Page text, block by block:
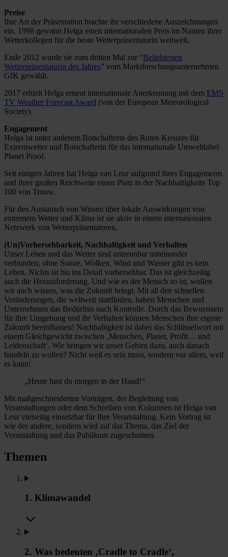
Preise
Ihre Art der Präsentation brachte ihr verschiedene Auszeichnungen
ein. 1998 gewann Helga einen internationalen Preis im Namen ihrer
Wetterkollegen für die beste Wetterpräsentatorin weltweit.
Ende 2012 wurde sie zum dritten Mal zur “Beliebtesten
Wetterpräsentatorin des Jahres” vom Marktforschungsunternehmen
GfK gewählt.
2017 erhielt Helga erneut internationale Anerkennung mit dem EMS
TV Weather Forecast Award (von der European Meteorological
Society).
Engagement
Helga ist unter anderem Botschafterin des Roten Kreuzes für
Extremwetter und Botschafterin für das internationale Umweltlabel
Planet Proof.
Seit einigen Jahren hat Helga van Leur aufgrund ihres Engagements
und ihrer großen Reichweite einen Platz in der Nachhaltigkeits Top
100 von Trouw.
Für den Austausch von Wissen über lokale Auswirkungen von
extremem Wetter und Klima ist sie aktiv in einem internationalen
Netzwerk von Wetterpräsentatoren.
(Un)Vorhersehbarkeit, Nachhaltigkeit und Verhalten
Unser Leben und das Wetter sind untrennbar miteinander
verbunden; ohne Sonne, Wolken, Wind und Wasser gibt es kein
Leben. Nichts ist bis ins Detail vorhersehbar. Das ist gleichzeitig
auch die Herausforderung. Und wie es der Mensch so ist, wollen
wir auch wissen, was die Zukunft bringt. Mit all den schnellen
Veränderungen, die weltweit stattfinden, haben Menschen und
Unternehmen das Bedürfnis nach Kontrolle. Durch das Bewusstsein
für ihre Umgebung und ihr Verhalten können Menschen ihre eigene
Zukunft beeinflussen! Nachhaltigkeit ist dabei das Schlüsselwort mit
einem Gleichgewicht zwischen ‚Menschen, Planet, Profit… und
Leidenschaft‘. Wie bringen wir unser Gehirn dazu, auch danach
handeln zu wollen? Nicht weil es sein muss, sondern vor allem, weil
es kann!
„Heute hast du morgen in der Hand!“
Mit maßgeschneiderten Vorträgen, der Begleitung von
Veranstaltungen oder dem Schreiben von Kolumnen ist Helga van
Leur vielseitig einsetzbar für Ihre Veranstaltung. Kein Vortrag ist
wie der andere, sondern wird auf das Thema, das Ziel der
Veranstaltung und das Publikum zugeschnitten.
Themen
1. Klimawandel
2. Was bedeuten ‚Cradle to Cradle‘,